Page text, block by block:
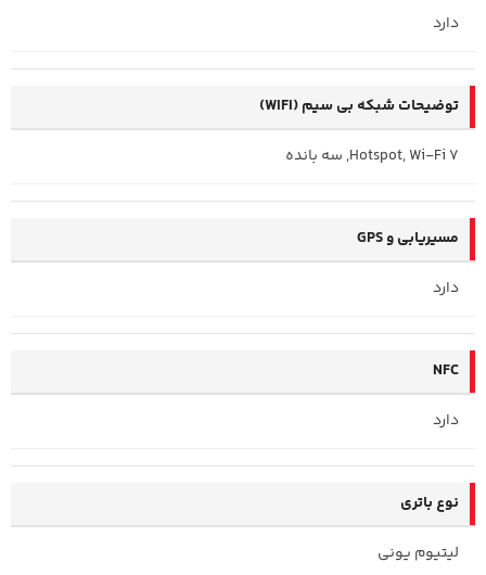
دارد
توضیحات شبکه بی سیم (WIFI)
Hotspot, Wi-Fi 7, سه بانده
مسیریابی و GPS
دارد
NFC
دارد
نوع باتری
لیتیوم یونی